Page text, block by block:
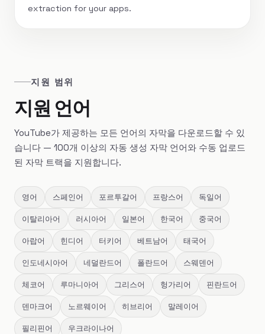
extraction for your apps.
지원 범위
지원 언어
YouTube가 제공하는 모든 언어의 자막을 다운로드할 수 있
습니다 — 100개 이상의 자동 생성 자막 언어와 수동 업로드
된 자막 트랙을 지원합니다.
영어 스페인어 포르투갈어 프랑스어 독일어
이탈리아어 러시아어 일본어 한국어 중국어
아랍어 힌디어 터키어 베트남어 태국어
인도네시아어 네덜란드어 폴란드어 스웨덴어
체코어 루마니아어 그리스어 헝가리어 핀란드어
덴마크어 노르웨이어 히브리어 말레이어
필리핀어 우크라이나어